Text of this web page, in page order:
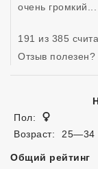
очень громкий...
191 из 385
Отзыв полезен?
Пол:
Возраст:
25—34
Общий рейтинг